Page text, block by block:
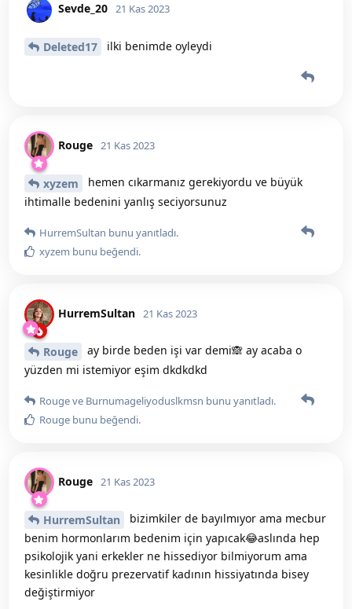
Sevde_20 21 Kas 2023
Deleted17 ilki benimde oyleydi
Rouge 21 Kas 2023
xyzem
hemen cıkarmanız gerekiyordu ve büyük
ihtimalle bedenini yanlış seciyorsunuz
HurremSultan bunu yanıtladı.
xyzem bunu beğendi.
HurremSultan 21 Kas 2023
Rouge
ay birde beden işi var demi🙈 ay acaba o
yüzden mi istemiyor eşim dkdkdkd
Rougeve Burnumageliyoduslkmsn bunu yanıtladı.
Rouge bunu beğendi.
Rouge 21 Kas 2023
HurremSultan
bizimkiler de bayılmıyor ama mecbur
benim hormonlarım bedenim için yapıcak😂aslında hep
psikolojik yani erkekler ne hissediyor bilmiyorum ama
kesinlikle doğru prezervatif kadının hissiyatında bisey
değiştirmiyor